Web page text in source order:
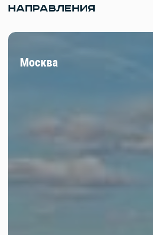
НАПРАВЛЕНИЯ
Москва